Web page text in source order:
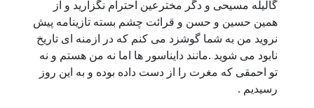
گالیله مسیحی و دگر مخترعین احترام نگزارید و از
همین حسین و حسن و قرائت چشم بسته تازینامه پیش
نروید من به شما گوشزد می کنم که در ازمنه ای تاریخ
نابود می شوید .مانند دایناسور ها اما نه من هستم و نه
تو احمقی که مغرت را از دست داده بوده و به این روز
رسیدیم .